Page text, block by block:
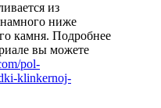
из
ниже
камня. Подробнее
вы можете
pol-
klinkernoj-